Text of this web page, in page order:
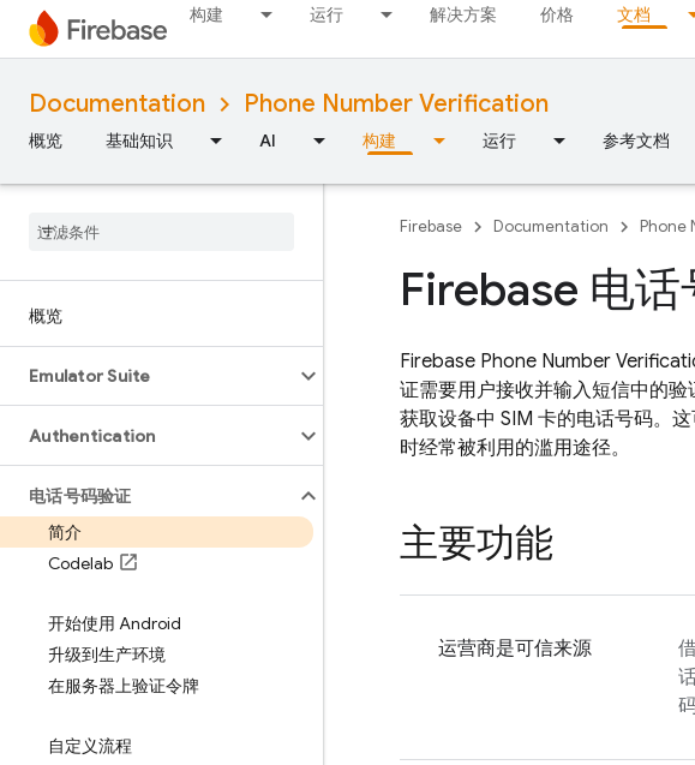
构建 运行 解决方案 价格 文档
Documentation Phone Number Verification
概览 基础知识 AI 构建 运行 参考文档
概览
Emulator Suite
Authentication
电话号码验证
简介
Codelab
开始使用 Android
升级到生产环境
在服务器上验证令牌
自定义流程
Firebase Documentation Phone
Firebase 电
Firebase Phone Number
证需要用户接收并输入短信中的验
获取设备中 SIM 卡的电话号码。
时经常被利用的滥用途径。
主要功能
运营商是可信来源